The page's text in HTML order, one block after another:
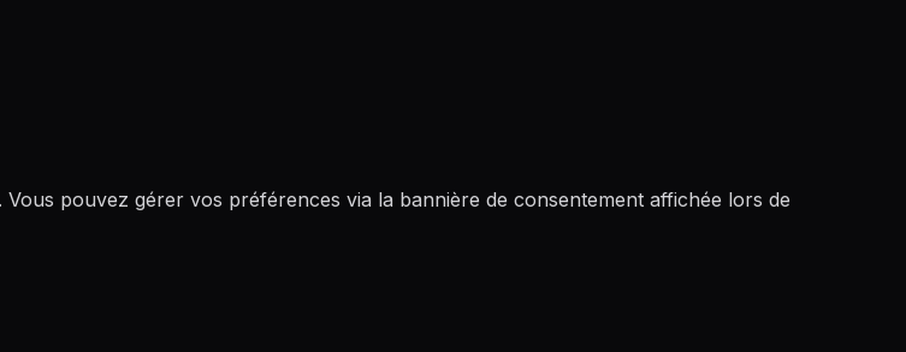
pouvez gérer vos préférences via la bannière de consentement affichée lors de